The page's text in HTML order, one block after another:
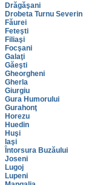
Drăgăşani
Drobeta Turnu Severin
Făurei
Feteşti
Filiaşi
Focşani
Galaţi
Găeşti
Gheorgheni
Gherla
Giurgiu
Gura Humorului
Gurahonţ
Horezu
Huedin
Huşi
Iaşi
Întorsura Buzăului
Joseni
Lugoj
Lupeni